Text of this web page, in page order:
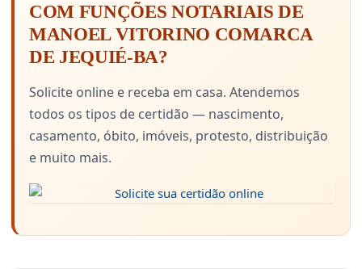
COM FUNÇÕES NOTARIAIS DE
MANOEL VITORINO COMARCA
DE JEQUIÉ-BA?
Solicite online e receba em casa. Atendemos
todos os tipos de certidão — nascimento,
casamento, óbito, imóveis, protesto, distribuição
e muito mais.